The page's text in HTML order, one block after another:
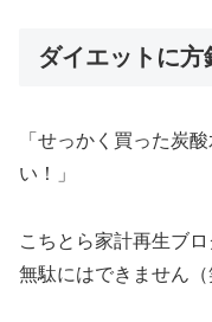
ダイエットに方
「せっかく買った炭
い！」
こちとら家計再生ブロ
無駄にはできません（